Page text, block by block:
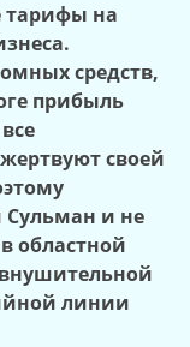
тарифы на
средств,
прибыль
своей
и не
областной
линии